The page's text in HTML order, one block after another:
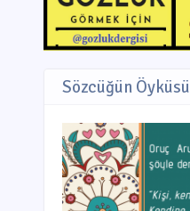
Sözcüğün Öyküsü